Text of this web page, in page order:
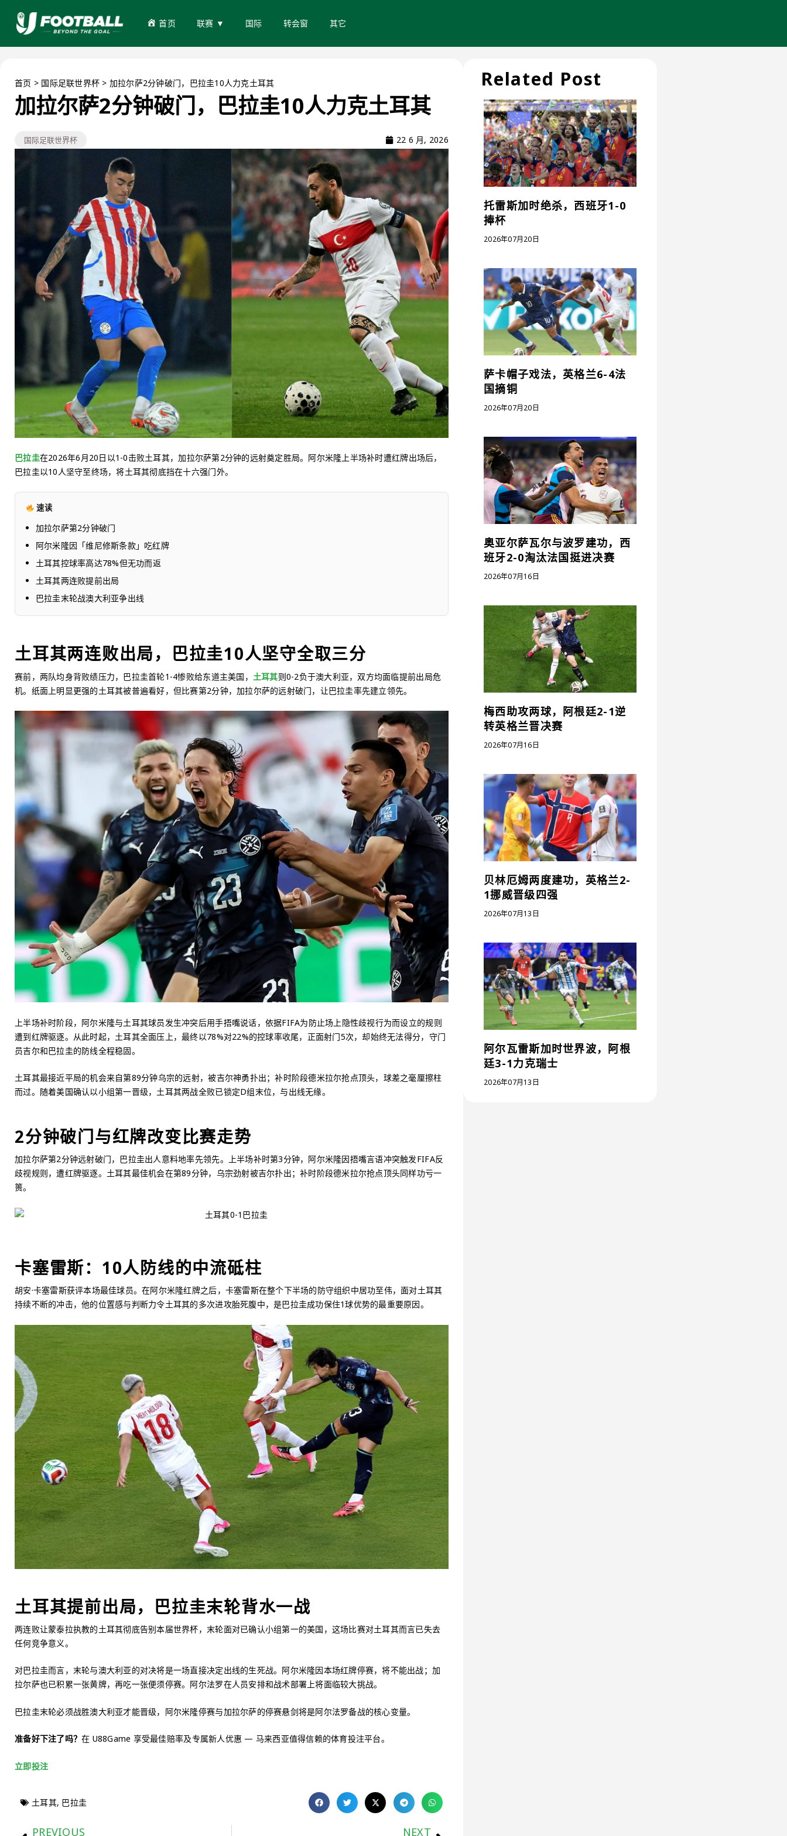
首页 联赛 ▼ 国际 转会窗 其它
首页 > 国际足联世界杯 > 加拉尔萨2分钟破门，巴拉圭10人力克土耳其
加拉尔萨2分钟破门，巴拉圭10人力克土耳其
国际足联世界杯 22 6 月, 2026
巴拉圭在2026年6月20日以1-0击败土耳其，加拉尔萨第2分钟的远射奠定胜局。阿尔米隆上半场补时遭红牌出场后，
巴拉圭以10人坚守至终场，将土耳其彻底挡在十六强门外。
速读
加拉尔萨第2分钟破门
阿尔米隆因「维尼修斯条款」吃红牌
土耳其控球率高达78%但无功而返
土耳其两连败提前出局
巴拉圭末轮战澳大利亚争出线
土耳其两连败出局，巴拉圭10人坚守全取三分
赛前，两队均身背败绩压力，巴拉圭首轮1-4惨败给东道主美国， 土耳其则0-2负于澳大利亚，双方均面临提前出局危
机。纸面上明显更强的土耳其被普遍看好，但比赛第2分钟，加拉尔萨的远射破门，让巴拉圭率先建立领先。
上半场补时阶段，阿尔米隆与土耳其球员发生冲突后用手捂嘴说话，依据FIFA为防止场上隐性歧视行为而设立的规则
遭到红牌驱逐。从此时起，土耳其全面压上，最终以78%对22%的控球率收尾，正面射门5次，却始终无法得分，守门
员吉尔和巴拉圭的防线全程稳固。
土耳其最接近平局的机会来自第89分钟乌宗的远射，被吉尔神勇扑出；补时阶段德米拉尔抢点顶头，球差之毫厘擦柱
而过。随着美国确认以小组第一晋级，土耳其两战全败已锁定D组末位，与出线无缘。
2分钟破门与红牌改变比赛走势
加拉尔萨第2分钟远射破门，巴拉圭出人意料地率先领先。上半场补时第3分钟，阿尔米隆因捂嘴言语冲突触发FIFA反
歧视规则，遭红牌驱逐。土耳其最佳机会在第89分钟，乌宗劲射被吉尔扑出；补时阶段德米拉尔抢点顶头同样功亏一
篑。
卡塞雷斯：10人防线的中流砥柱
胡安·卡塞雷斯获评本场最佳球员。在阿尔米隆红牌之后，卡塞雷斯在整个下半场的防守组织中居功至伟，面对土耳其
持续不断的冲击，他的位置感与判断力令土耳其的多次进攻胎死腹中，是巴拉圭成功保住1球优势的最重要原因。
土耳其提前出局，巴拉圭末轮背水一战
两连败让蒙泰拉执教的土耳其彻底告别本届世界杯，末轮面对已确认小组第一的美国，这场比赛对土耳其而言已失去
任何竞争意义。
对巴拉圭而言，末轮与澳大利亚的对决将是一场直接决定出线的生死战。阿尔米隆因本场红牌停赛，将不能出战；加
拉尔萨也已积累一张黄牌，再吃一张便须停赛。阿尔法罗在人员安排和战术部署上将面临较大挑战。
巴拉圭末轮必须战胜澳大利亚才能晋级，阿尔米隆停赛与加拉尔萨的停赛悬剑将是阿尔法罗备战的核心变量。
准备好下注了吗？在 U88Game 享受最佳赔率及专属新人优惠 — 马来西亚值得信赖的体育投注平台。
立即投注
土耳其, 巴拉圭
PREVIOUS NEXT
Related Post
托雷斯加时绝杀，西班牙1-0
捧杯
2026年07月20日
萨卡帽子戏法，英格兰6-4法
国摘铜
2026年07月20日
奥亚尔萨瓦尔与波罗建功，西
班牙2-0淘汰法国挺进决赛
2026年07月16日
梅西助攻两球，阿根廷2-1逆
转英格兰晋决赛
2026年07月16日
贝林厄姆两度建功，英格兰2-
1挪威晋级四强
2026年07月13日
阿尔瓦雷斯加时世界波，阿根
廷3-1力克瑞士
2026年07月13日